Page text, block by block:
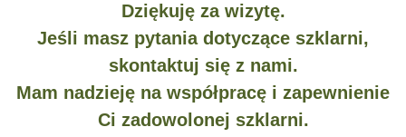
Dziękuję za wizytę.
Jeśli masz pytania dotyczące szklarni,
skontaktuj się z nami.
Mam nadzieję na współpracę i zapewnienie
Ci zadowolonej szklarni.